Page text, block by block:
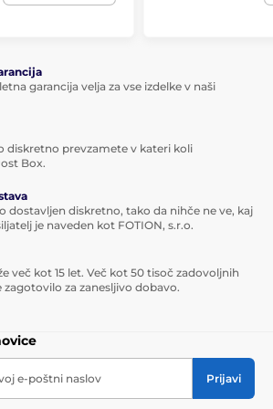
v kategorijah
garancija velja za vse izdelke v naši
diskretno prevzamete v kateri koli
Box.
dostavljen diskretno, tako da nihče ne ve, kaj
je naveden kot FOTION, s.r.o.
več kot 15 let. Več kot 50 tisoč zadovoljnih
zagotovilo za zanesljivo dobavo.
e-poštni naslov Prijavi